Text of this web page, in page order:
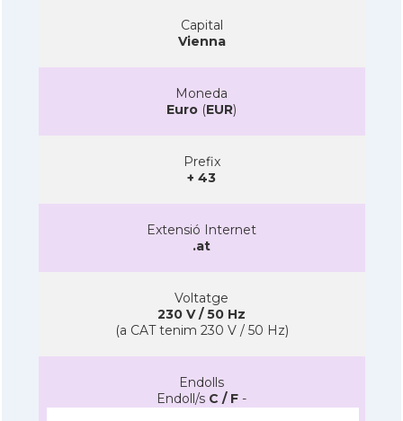
Capital
Vienna
Moneda
Euro (EUR)
Prefix
+ 43
Extensió Internet
.at
Voltatge
230 V / 50 Hz
(a CAT tenim 230 V / 50 Hz)
Endolls
Endoll/s C / F -